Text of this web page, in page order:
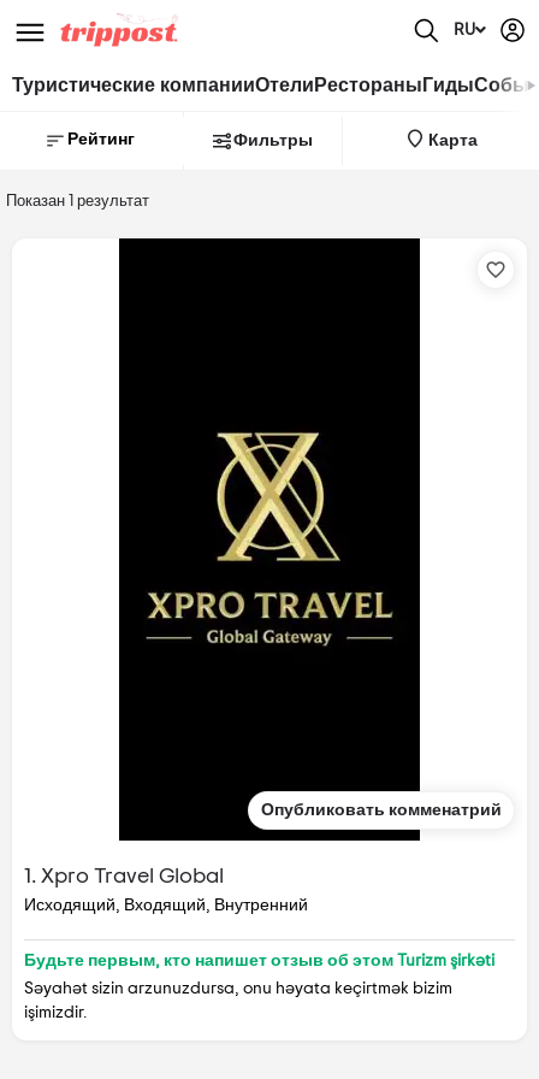
RU
Туристические компанииОтели Рестораны Гиды
Рейтинг Фильтры Карта
Показан 1 результат
Опубликовать комменатрий
1. Xpro Travel Global
Исходящий, Входящий, Внутренний
Будьте первым, кто напишет отзыв об этом Turizm şirkəti
Səyahət sizin arzunuzdursa, onu həyata keçirtmək bizim
işimizdir.